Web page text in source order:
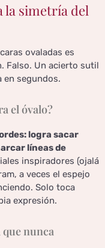
la simetría del
ovaladas es
Falso. Un acierto sutil
en segundos.
el óvalo?
logra sacar
líneas de
inspiradores (ojalá
a veces el espejo
Solo toca
expresión.
nunca